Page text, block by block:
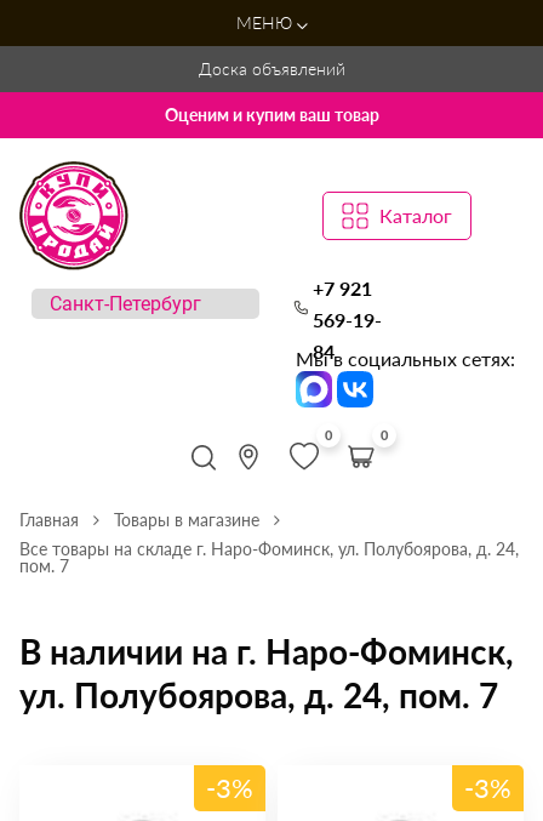
МЕНЮ
Доска объявлений
Оценим и купим ваш товар
Каталог
+7 921
569-19-
84
Мы в социальных сетях:
0 0
Главная
Товары в магазине
Все товары на складе г. Наро-Фоминск, ул. Полубоярова, д. 24,
пом. 7
В наличии на г. Наро-Фоминск,
ул. Полубоярова, д. 24, пом. 7
-3% -3%